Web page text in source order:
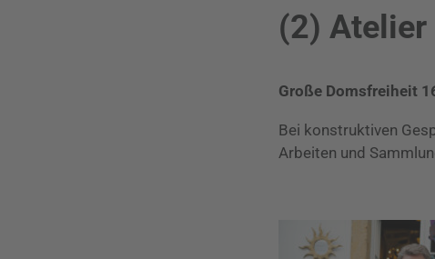
(2) Atelier
Große Domsfreiheit
Bei konstruktiven
Arbeiten und